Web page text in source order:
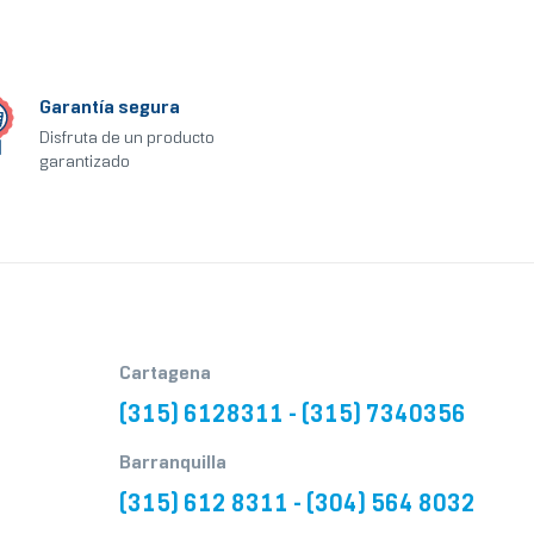
Garantía segura
Disfruta de un producto
garantizado
Cartagena
(315) 6128311 - (315) 7340356
Barranquilla
(315) 612 8311 - (304) 564 8032